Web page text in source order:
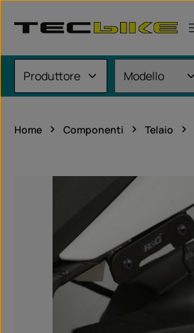
Home Componenti Telaio
Salta la galleria di immagini